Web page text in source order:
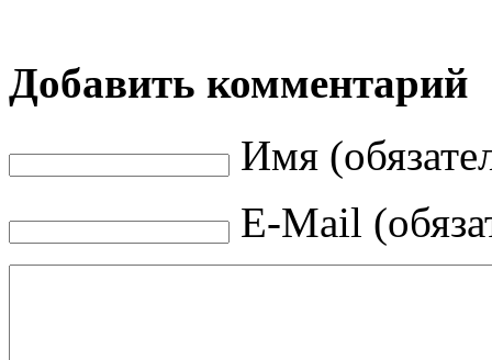
Добавить комментарий
Имя
E-Mail